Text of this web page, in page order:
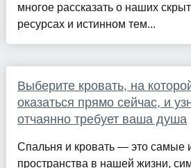
многое рассказать о наших
ресурсах и истинном тем...
Выберите кровать, на
оказаться прямо сейчас, и
отчаянно требует ваша душа
Спальня и кровать — это самые
пространства в нашей жизни,